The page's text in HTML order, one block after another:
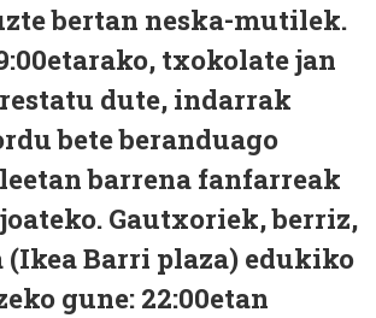
bertan neska-mutilek.
txokolate jan
dute, indarrak
bete beranduago
barrena fanfarreak
Gautxoriek, berriz,
(Ikea Barri plaza) edukiko
gune: 22:00etan